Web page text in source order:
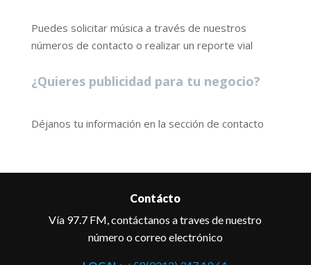
Puedes solicitar música a través de nuestros
números de contacto o realizar un reporte vial
¿Quieres publicidad para tu negocio?
Déjanos tu información en la sección de contacto
Contácto
Vía 97.7 FM, contáctanos a traves de nuestro
número o correo electrónico